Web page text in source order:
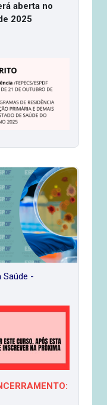
aberta no
2025
- Residência Médica
Saúde -